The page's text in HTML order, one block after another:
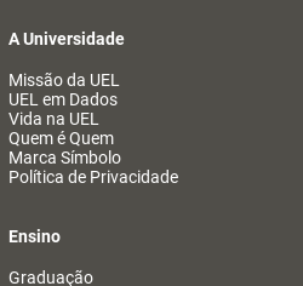
A Universidade
Missão da UEL
UEL em Dados
Vida na UEL
Quem é Quem
Marca Símbolo
Política de Privacidade
Ensino
Graduação